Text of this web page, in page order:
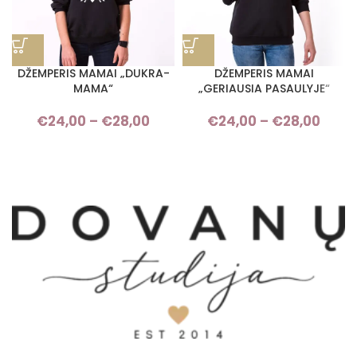
DŽEMPERIS MAMAI „DUKRA-
MAMA“
€24,00 – €28,00
Price range: €24,00 through
DŽEMPERIS MAMAI
„GERIAUSIA PASAULYJE“
€24,00 – €28,00